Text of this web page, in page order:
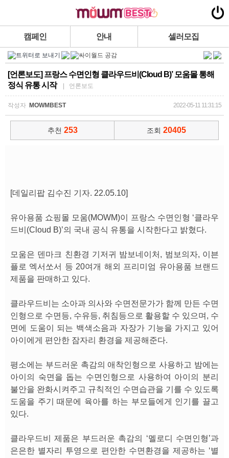
캠페인 안내 셀러모집
[언론보도] 프랑스 수면인형 클라우드비(Cloud B)’ 모움몰 통해
정식 유통 시작
| 언론보도
작성자 MOWMBEST 2022-05-11 11:31:15
추천 253 조회 20405
[데일리팝 김수진 기자. 22.05.10]
유아용품 쇼핑몰 모움(MOWM)이 프랑스 수면인형 ‘클라우
드비(Cloud B)’의 국내 공식 유통을 시작한다고 밝혔다.
모움은 덴마크 친환경 기저귀 밤보네이처, 범보의자, 이븐
플로 엑서쏘서 등 20여개 해외 프리미엄 유아용품 브랜드
제품을 판매하고 있다.
클라우드비는 소아과 의사와 수면전문가가 함께 만든 수면
인형으로 수면등, 수유등, 취침등으로 활용할 수 있으며, 수
면에 도움이 되는 백색소음과 자장가 기능을 가지고 있어
아이에게 편안한 잠자리 환경을 제공해준다.
평소에는 부드러운 촉감의 애착인형으로 사용하고 밤에는
아이의 숙면을 돕는 수면인형으로 사용하여 아이의 분리
불안을 완화시켜주고 규칙적인 수면습관을 기를 수 있도록
도움을 주기 때문에 육아를 하는 부모들에게 인기를 끌고
있다.
클라우드비 제품은 부드러운 촉감의 ‘멜로디 수면인형’과
은은한 별자리 투영으로 편안한 수면환경을 제공하는 ‘별